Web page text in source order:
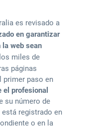
es revisado a
en garantizar
la web sean
miles de
páginas
primer paso en
el profesional
su número de
registrado en
o en la